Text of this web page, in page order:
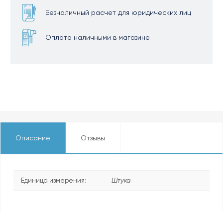
Безналичный расчет для юридических лиц
Оплата наличными в магазине
Описание Отзывы
Единица измерения: Штука